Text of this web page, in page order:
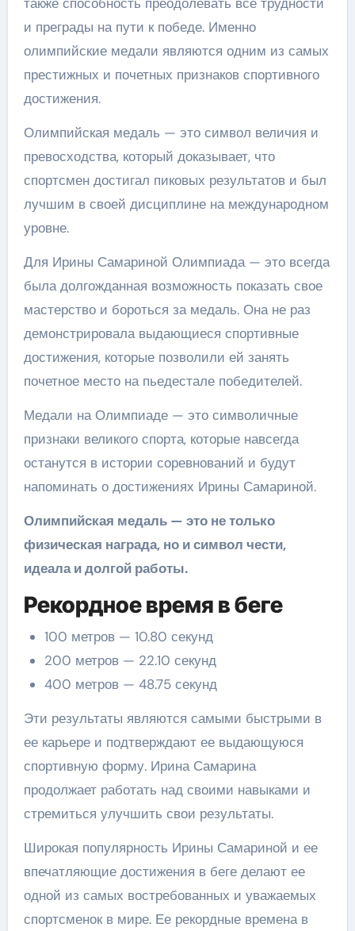
и преграды на пути к победе. Именно
олимпийские медали являются одним из самых
престижных и почетных признаков спортивного
достижения.
Олимпийская медаль — это символ величия и
превосходства, который доказывает, что
спортсмен достигал пиковых результатов и был
лучшим в своей дисциплине на международном
уровне.
Для Ирины Самариной Олимпиада — это всегда
была долгожданная возможность показать свое
мастерство и бороться за медаль. Она не раз
демонстрировала выдающиеся спортивные
достижения, которые позволили ей занять
почетное место на пьедестале победителей.
Медали на Олимпиаде — это символичные
признаки великого спорта, которые навсегда
останутся в истории соревнований и будут
напоминать о достижениях Ирины Самариной.
Олимпийская медаль — это не только
физическая награда, но и символ чести,
идеала и долгой работы.
Рекордное время в беге
100 метров — 10.80 секунд
200 метров — 22.10 секунд
400 метров — 48.75 секунд
Эти результаты являются самыми быстрыми в
ее карьере и подтверждают ее выдающуюся
спортивную форму. Ирина Самарина
продолжает работать над своими навыками и
стремиться улучшить свои результаты.
Широкая популярность Ирины Самариной и ее
впечатляющие достижения в беге делают ее
одной из самых востребованных и уважаемых
спортсменок в мире. Ее рекордные времена в